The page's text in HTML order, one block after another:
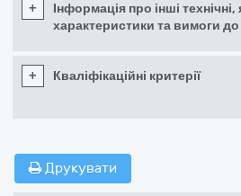
+
Інформація про інші технічні,
характеристики та вимоги
+ Кваліфікаційні критерії
Друкувати